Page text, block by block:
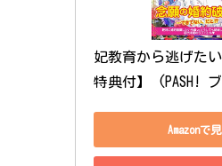
妃教育から逃げた
特典付】 (PASH!
Amazonで